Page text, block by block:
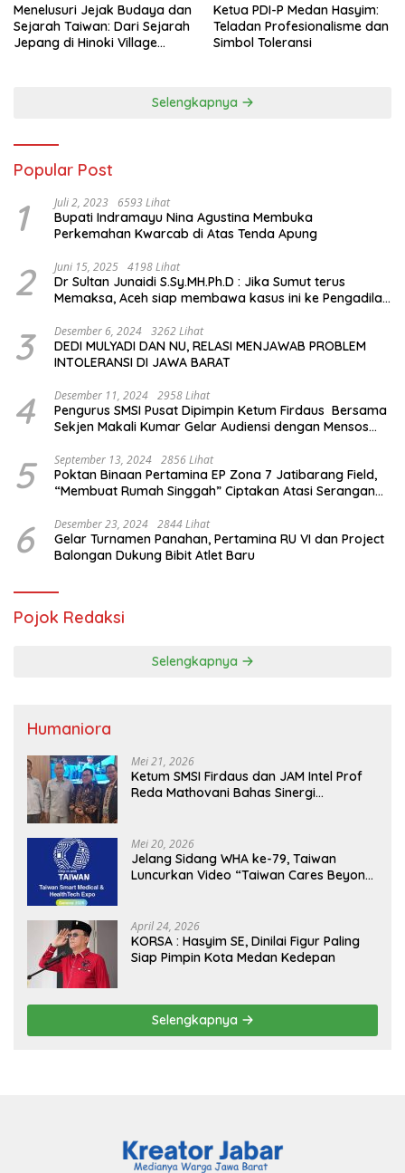
Menelusuri Jejak Budaya dan
Sejarah Taiwan: Dari Sejarah
Jepang di Hinoki Village
Ketua PDI-P Medan Hasyim:
Teladan Profesionalisme dan
Simbol Toleransi
Selengkapnya
Popular Post
1 Juli 2, 2023 6593 Lihat
Bupati Indramayu Nina Agustina Membuka
Perkemahan Kwarcab di Atas Tenda Apung
2 Juni 15, 2025 4198 Lihat
Dr Sultan Junaidi S.Sy.MH.Ph.D : Jika Sumut terus
Memaksa, Aceh siap membawa kasus ini ke Pengadilan
3 Desember 6, 2024 3262 Lihat
DEDI MULYADI DAN NU, RELASI MENJAWAB PROBLEM
INTOLERANSI DI JAWA BARAT
4 Desember 11, 2024 2958 Lihat
Pengurus SMSI Pusat Dipimpin Ketum Firdaus Bersama
Sekjen Makali Kumar Gelar Audiensi dengan Mensos
5 September 13, 2024 2856 Lihat
Poktan Binaan Pertamina EP Zona 7 Jatibarang Field,
“Membuat Rumah Singgah” Ciptakan Atasi Serangan
6 Desember 23, 2024 2844 Lihat
Gelar Turnamen Panahan, Pertamina RU VI dan Project
Balongan Dukung Bibit Atlet Baru
Pojok Redaksi
Selengkapnya
Humaniora
Mei 21, 2026
Ketum SMSI Firdaus dan JAM Intel Prof
Reda Mathovani Bahas Sinergi
MBG, Perkuat Pengawasan Program
Pemerintah
Mei 20, 2026
Jelang Sidang WHA ke-79, Taiwan
Luncurkan Video “Taiwan Cares Beyond
April 24, 2026
KORSA : Hasyim SE, Dinilai Figur Paling
Siap Pimpin Kota Medan Kedepan
Selengkapnya